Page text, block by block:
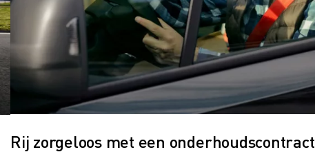
Rij zorgeloos met een onderhoudscontract